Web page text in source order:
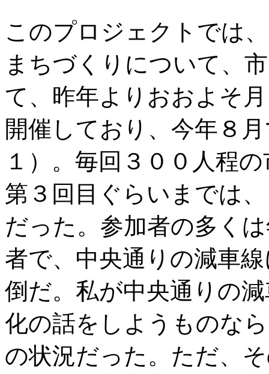
このプロジェクトでは
まちづくりについて、
て、昨年よりおおよそ
開催しており、今年８
１）。毎回３００人程
第３回目ぐらいまでは
だった。参加者の多く
者で、中央通りの減車
倒だ。私が中央通りの
化の話をしようものな
の状況だった。ただ、